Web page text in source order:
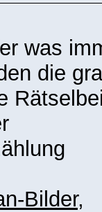
was
die
Bilder,